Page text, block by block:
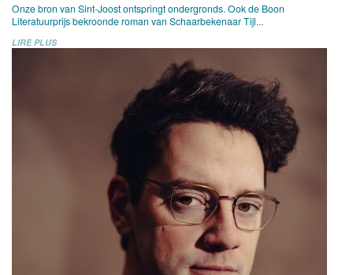
Onze bron van Sint-Joost ontspringt ondergronds. Ook de Boon
Literatuurprijs bekroonde roman van Schaarbekenaar Tijl...
LIRE PLUS